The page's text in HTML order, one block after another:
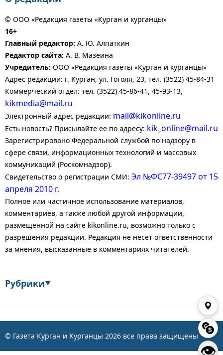
👁
© ООО «Редакция газеты «Курган и курганцы»
16+
Главный редактор: А. Ю. Алпаткин
Редактор сайта: А. В. Мазеина
Учредитель: ООО «Редакция газеты «Курган и курганцы»
Адрес редакции: г. Курган, ул. Гоголя, 23, тел. (3522) 45-84-31
Коммерческий отдел: тел. (3522) 45-86-41, 45-93-13,
kikmedia@mail.ru
Электронный адрес редакции: mail@kikonline.ru
Есть новость? Присылайте ее по адресу: kik_online@mail.ru
Зарегистрировано Федеральной службой по надзору в
сфере связи, информационных технологий и массовых
коммуникаций (Роскомнадзор).
Свидетельство о регистрации СМИ: Эл №ФС77-39497 от 15
апреля 2010 г.
Полное или частичное использование материалов,
комментариев, а также любой другой информации,
размещенной на сайте kikonline.ru, возможно только с
разрешения редакции. Редакция не несет ответственности
за мнения, высказанные в комментариях читателей.
Рубрики▼
© Газета Курган и Курганцы 2026 все права защищены